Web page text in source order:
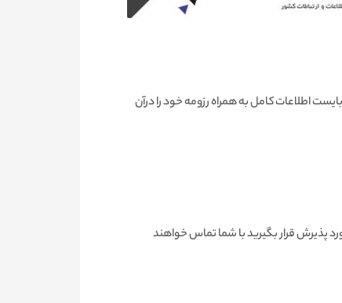
اطلاعات کامل به همراه رزومه خود را درآن
قرار بگیرید با شما تماس خواهند